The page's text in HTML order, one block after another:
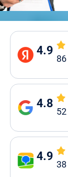
4.9
86
4.8
52
4.9
38